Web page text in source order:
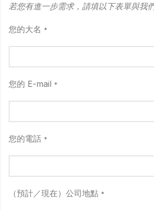
若您有進一步需求，請填以下表單與我們
您的大名 *
您的 E-mail *
您的電話 *
（預計／現在）公司地點 *